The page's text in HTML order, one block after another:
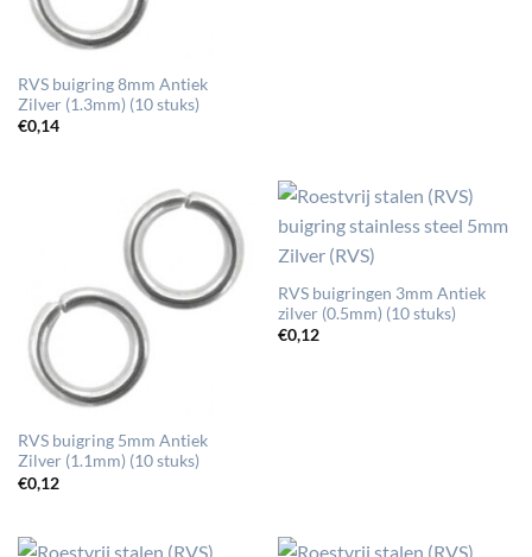
RVS buigring 8mm Antiek
Zilver (1.3mm) (10 stuks)
€0,14
RVS buigring 5mm Antiek
Zilver (1.1mm) (10 stuks)
€0,12
RVS buigringen 3mm Antiek
zilver (0.5mm) (10 stuks)
€0,12